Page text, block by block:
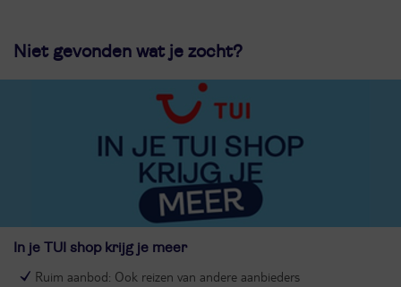
Niet gevonden wat je zocht?
In je TUI shop krijg je meer​
Ruim aanbod: Ook reizen van andere aanbieders